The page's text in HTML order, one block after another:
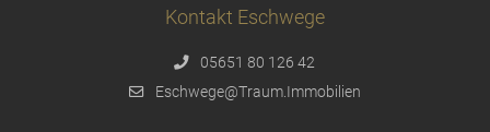
Kontakt Eschwege
05651 80 126 42
Eschwege@Traum.Immobilien